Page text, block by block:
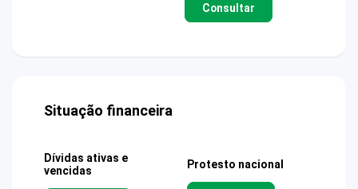
Consultar
Situação financeira
Dívidas ativas e
vencidas
Protesto nacional